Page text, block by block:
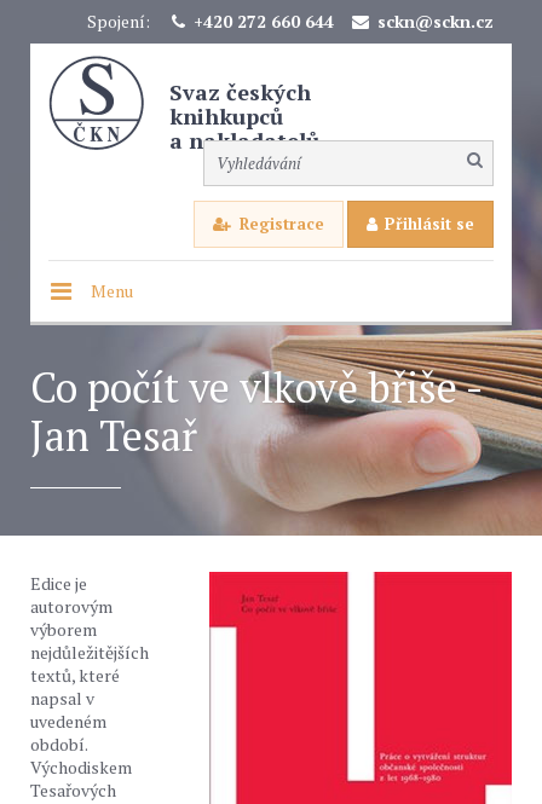
Spojení: +420 272 660 644 sckn@sckn.cz
Svaz českých
knihkupců
a nakladatelů
Registrace Přihlásit se
Menu
Co počít ve vlkově břiše -
Jan Tesař
Edice je
autorovým
výborem
nejdůležitějších
textů, které
napsal v
uvedeném
období.
Východiskem
Tesařových